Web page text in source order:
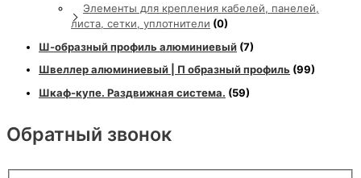
Элементы для крепления кабелей, панелей,
листа, сетки, уплотнители (0)
Ш-образный профиль алюминиевый (7)
Швеллер алюминиевый | П образный профиль (99)
Шкаф-купе. Раздвижная система. (59)
Обратный звонок